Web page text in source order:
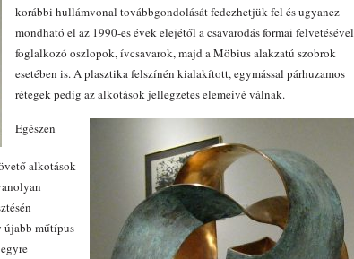
korábbi hullámvonal továbbgondolását fedezhetjük fel és ugyanez
mondható el az 1990-es évek elejétől a csavarodás formai felvetésével
foglalkozó oszlopok, ívcsavarok, majd a Möbius alakzatú szobrok
esetében is. A plasztika felszínén kialakított, egymással párhuzamos
rétegek pedig az alkotások jellegzetes elemeivé válnak.
Egészen
alkotások
újabb műtípus